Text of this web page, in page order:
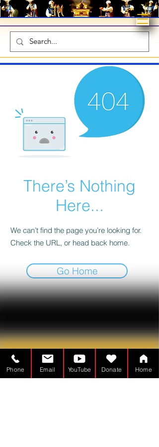
There’s Nothing
Here...
We can’t find the page you’re looking for.
Check the URL, or head back home.
Go Home
Phone Email YouTube Donate Home